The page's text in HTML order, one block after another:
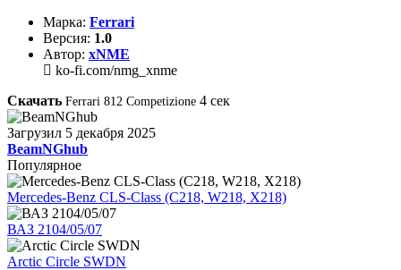
Марка: Ferrari
Версия: 1.0
Автор: xNME
ko-fi.com/nmg_xnme
Скачать Ferrari 812 Competizione 4 сек
Загрузил 5 декабря 2025
BeamNGhub
Популярное
Mercedes-Benz CLS-Class (C218, W218, X218)
ВАЗ 2104/05/07
Arctic Circle SWDN